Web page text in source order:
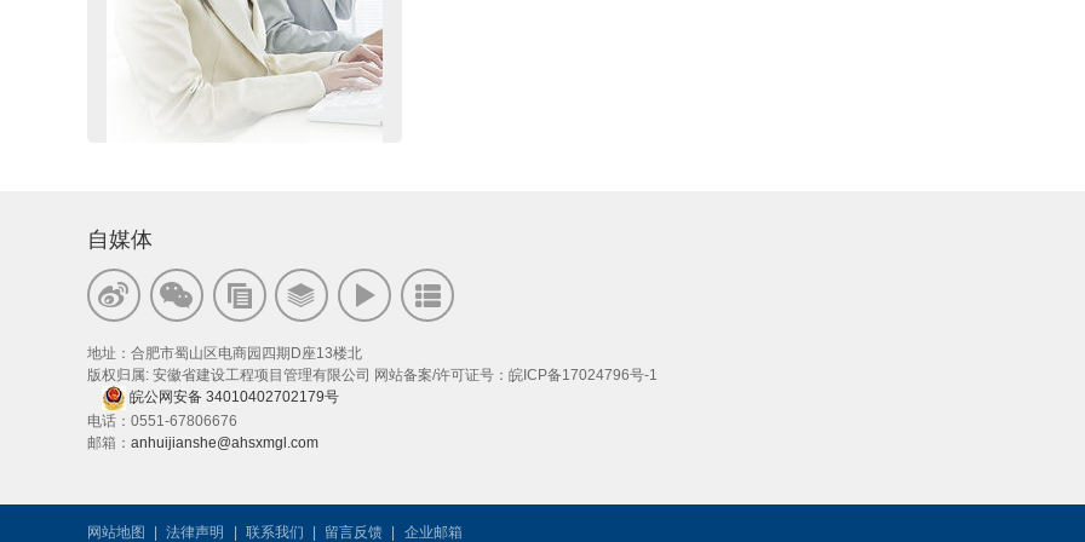
自媒体
地址：合肥市蜀山区电商园四期D座13楼北
版权归属: 安徽省建设工程项目管理有限公司 网站备案/许可证号：皖ICP备17024796号-1
皖公网安备 34010402702179号
电话：0551-67806676
邮箱： anhuijianshe@ahsxmgl.com
网站地图 法律声明 联系我们 留言反馈 企业邮箱